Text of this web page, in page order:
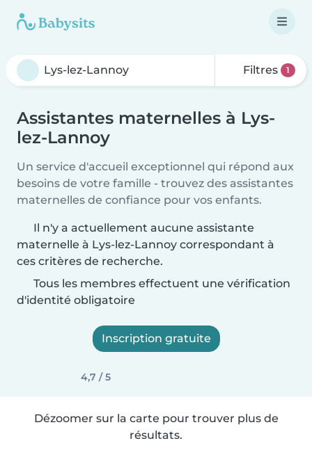
Filtres 1
Assistantes maternelles à Lys-
lez-Lannoy
Un service d'accueil exceptionnel qui répond aux
besoins de votre famille - trouvez des assistantes
maternelles de confiance pour vos enfants.
Il n'y a actuellement aucune assistante
maternelle à Lys-lez-Lannoy correspondant à
ces critères de recherche.
Tous les membres effectuent une vérification
d'identité obligatoire
Inscription gratuite
4,7 / 5
Dézoomer sur la carte pour trouver plus de
résultats.